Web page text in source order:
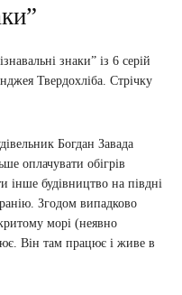
знаки” із 6 серій
Твердохліба. Стрічку
Богдан Завада
оплачувати обігрів
будівництво на півдні
Згодом випадково
морі (неявно
Він там працює і живе в